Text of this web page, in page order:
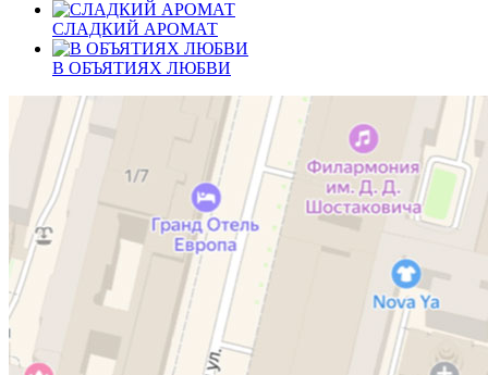
СЛАДКИЙ АРОМАТ
В ОБЪЯТИЯХ ЛЮБВИ